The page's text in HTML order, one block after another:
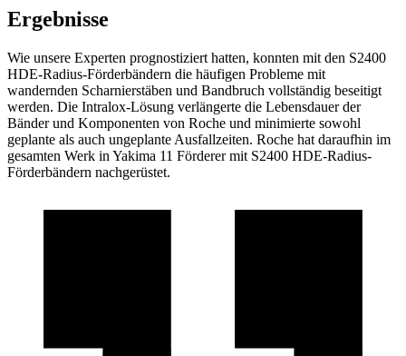
Ergebnisse
Wie unsere Experten prognostiziert hatten, konnten mit den S2400
HDE-Radius-Förderbändern die häufigen Probleme mit
wandernden Scharnierstäben und Bandbruch vollständig beseitigt
werden. Die Intralox-Lösung verlängerte die Lebensdauer der
Bänder und Komponenten von Roche und minimierte sowohl
geplante als auch ungeplante Ausfallzeiten. Roche hat daraufhin im
gesamten Werk in Yakima 11 Förderer mit S2400 HDE-Radius-
Förderbändern nachgerüstet.